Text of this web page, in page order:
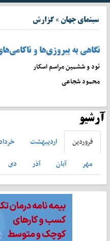
سینمای جهان » گزارش
نگاهی به پیروزی‌ها و ناکامی‌های
نود و ششمین مراسم اسکار
محمود شجاعی
آرشیو
فروردين ارديبهشت خرداد
مهر
آبان آذر دی